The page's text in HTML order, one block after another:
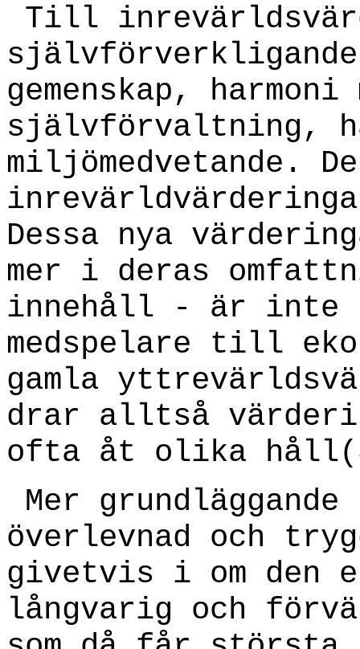
Till
gemenskap,
självförvaltning,
miljömedvetande.
Dessa nya
mer i deras
innehåll - är inte
medspelare till
gamla
drar alltså
ofta åt olika
Mer
överlevnad och
givetvis i om den
långvarig och